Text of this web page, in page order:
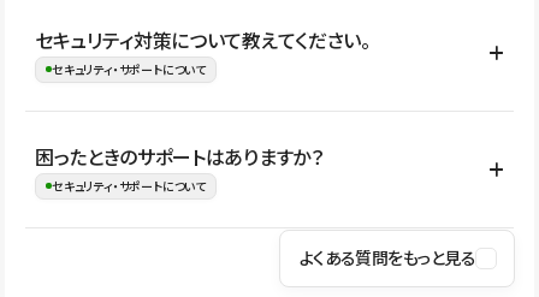
はい。CMSやコンポーネントを活用して更新範囲を設計しておく
ことで、デザインを崩しにくい状態で運用できます。 さらにコン
ながらレイアウトに影響を与えずに更新作業を進めやすくなりま
す。
セキュリティ対策について教えてください。
セキュリティ・サポートについて
Studioでは、公開サイトやサービスを安全に利用できるよう、通信
の暗号化、データ保護、アクセス管理、脆弱性対策など、複数の観
はSSL/TLSによる通信暗号化に対応しており、悪質なスクリプトの
困ったときのサポートはありますか？
セキュリティ・サポートについて
操作方法や機能については、ヘルプセンターでご確認いただけま
よくある質問をもっと見る